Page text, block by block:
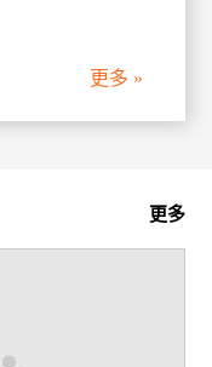
更多 »
更多